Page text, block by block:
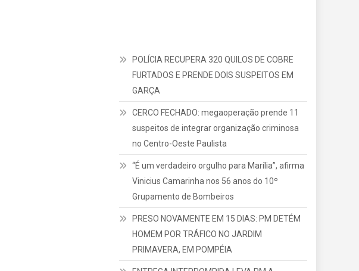
POLÍCIA RECUPERA 320 QUILOS DE COBRE
FURTADOS E PRENDE DOIS SUSPEITOS EM
GARÇA
CERCO FECHADO: megaoperação prende 11
suspeitos de integrar organização criminosa
no Centro-Oeste Paulista
“É um verdadeiro orgulho para Marília”, afirma
Vinicius Camarinha nos 56 anos do 10º
Grupamento de Bombeiros
PRESO NOVAMENTE EM 15 DIAS: PM DETÉM
HOMEM POR TRÁFICO NO JARDIM
PRIMAVERA, EM POMPÉIA